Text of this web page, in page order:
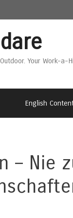
Your Work-a-
English
– Nie